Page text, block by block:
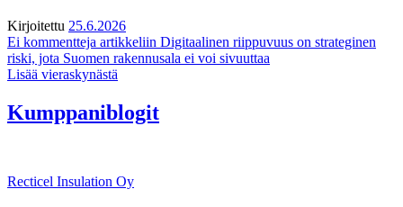
Kirjoitettu 25.6.2026
Ei kommentteja artikkeliin Digitaalinen riippuvuus on strateginen
riski, jota Suomen rakennusala ei voi sivuuttaa
Lisää vieraskynästä
Kumppaniblogit
Recticel Insulation Oy